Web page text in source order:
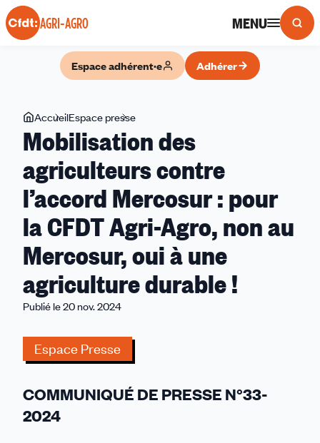
Panneau de gestion des cookies
AGRI-AGRO MENU
Espace adhérent·e Adhérer
Vous
êtes
ici
AccueilEspace presse
des
contre
l’accord
Mercosur
:
la
CFDT
Agri-
à
Mobilisation des
agriculteurs contre
l’accord Mercosur : pour
la CFDT Agri-Agro, non au
Mercosur, oui à une
agriculture durable !
Publié le 20 nov. 2024
Espace Presse
COMMUNIQUÉ DE PRESSE N°33-
2024